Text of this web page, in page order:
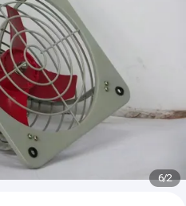
2
/
6